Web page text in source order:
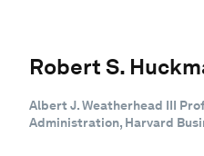
Robert S.
Albert J. Weatherhead III
Administration, Harvard